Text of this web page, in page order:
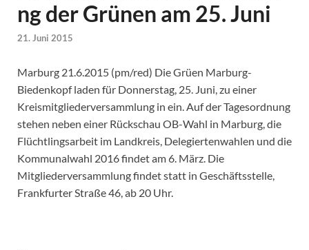
ng der Grünen am 25. Juni
21. Juni 2015
Marburg 21.6.2015 (pm/red) Die Grüen Marburg-
Biedenkopf laden für Donnerstag, 25. Juni, zu einer
Kreismitgliederversammlung in ein. Auf der Tagesordnung
stehen neben einer Rückschau OB-Wahl in Marburg, die
Flüchtlingsarbeit im Landkreis, Delegiertenwahlen und die
Kommunalwahl 2016 findet am 6. März. Die
Mitgliederversammlung findet statt in Geschäftsstelle,
Frankfurter Straße 46, ab 20 Uhr.